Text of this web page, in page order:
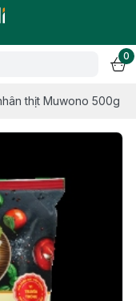
0
thịt Muwono 500g